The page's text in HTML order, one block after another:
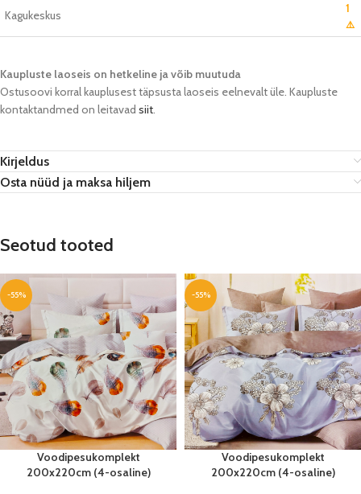
Kagukeskus 1
⚠️
Kaupluste laoseis on hetkeline ja võib muutuda​
Ostusoovi korral kauplusest täpsusta laoseis eelnevalt üle. Kaupluste
kontaktandmed on leitavad siit.
Kirjeldus
Osta nüüd ja maksa hiljem
Seotud tooted
-55%
Voodipesukomplekt
200x220cm (4-osaline)
-55%
Voodipesukomplekt
200x220cm (4-osaline)